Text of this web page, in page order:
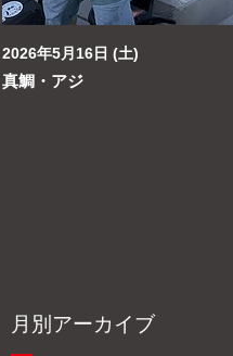
2026年5月16日 (土)
真鯛・アジ
月別アーカイブ